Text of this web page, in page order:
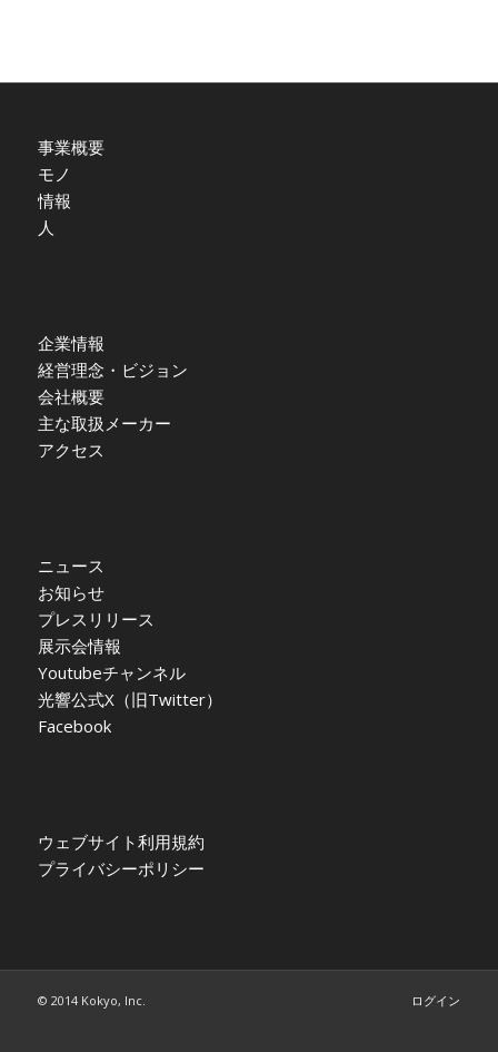
事業概要
モノ
情報
人
企業情報
経営理念・ビジョン
会社概要
主な取扱メーカー
アクセス
ニュース
お知らせ
プレスリリース
展示会情報
Youtubeチャンネル
光響公式X（旧Twitter）
Facebook
ウェブサイト利用規約
プライバシーポリシー
© 2014 Kokyo, Inc. ログイン